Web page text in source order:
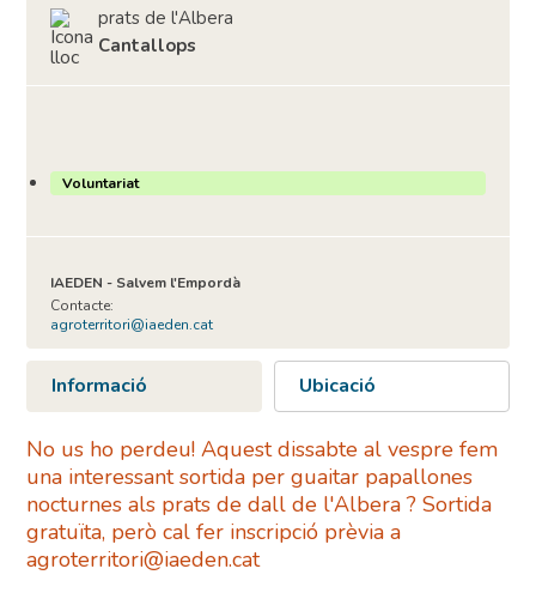
prats de l'Albera
Cantallops
Voluntariat
IAEDEN - Salvem l'Empordà
Contacte:
agroterritori@iaeden.cat
Informació Ubicació
No us ho perdeu! Aquest dissabte al vespre fem
una interessant sortida per guaitar papallones
nocturnes als prats de dall de l'Albera ? Sortida
gratuïta, però cal fer inscripció prèvia a
agroterritori@iaeden.cat